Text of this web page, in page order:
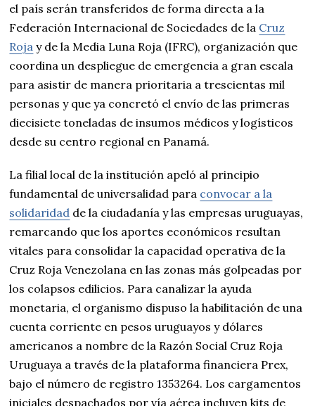
el país serán transferidos de forma directa a la
Federación Internacional de Sociedades de la Cruz
Roja y de la Media Luna Roja (IFRC), organización que
coordina un despliegue de emergencia a gran escala
para asistir de manera prioritaria a trescientas mil
personas y que ya concretó el envío de las primeras
diecisiete toneladas de insumos médicos y logísticos
desde su centro regional en Panamá.
La filial local de la institución apeló al principio
fundamental de universalidad para convocar a la
solidaridad de la ciudadanía y las empresas uruguayas,
remarcando que los aportes económicos resultan
vitales para consolidar la capacidad operativa de la
Cruz Roja Venezolana en las zonas más golpeadas por
los colapsos edilicios. Para canalizar la ayuda
monetaria, el organismo dispuso la habilitación de una
cuenta corriente en pesos uruguayos y dólares
americanos a nombre de la Razón Social Cruz Roja
Uruguaya a través de la plataforma financiera Prex,
bajo el número de registro 1353264. Los cargamentos
iniciales despachados por vía aérea incluyen kits de